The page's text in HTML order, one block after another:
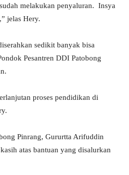
melakukan penyaluran. Insya
jelas Hery.
sedikit banyak bisa
Pesantren DDI Patobong
proses pendidikan di
Pinrang, Gururtta Arifuddin
atas bantuan yang disalurkan